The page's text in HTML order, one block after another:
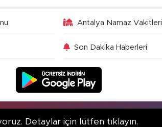
Antalya Namaz Vakitleri
Son Dakika Haberleri
Detaylar için lütfen tıklayın.